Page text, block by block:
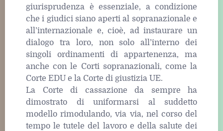
giurisprudenza è essenziale, a condizione
che i giudici siano aperti al sopranazionale e
all’internazionale e, cioè, ad instaurare un
dialogo tra loro, non solo all’interno dei
singoli ordinamenti di appartenenza, ma
anche con le Corti sopranazionali, come la
Corte EDU e la Corte di giustizia UE.
La Corte di cassazione da sempre ha
dimostrato di uniformarsi al suddetto
modello rimodulando, via via, nel corso del
tempo le tutele del lavoro e della salute dei